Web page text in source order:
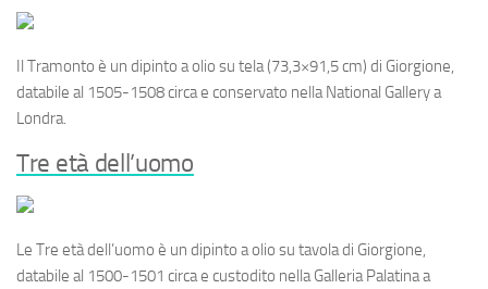
Il Tramonto è un dipinto a olio su tela (73,3×91,5 cm) di Giorgione,
databile al 1505-1508 circa e conservato nella National Gallery a
Londra.
Tre età dell’uomo
Le Tre età dell’uomo è un dipinto a olio su tavola di Giorgione,
databile al 1500-1501 circa e custodito nella Galleria Palatina a